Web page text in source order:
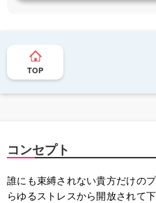
TOP
コンセプト
誰にも束縛されない貴方だけの
らゆるストレスから開放されて